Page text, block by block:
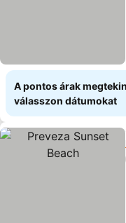
A pontos árak
válasszon dátumokat